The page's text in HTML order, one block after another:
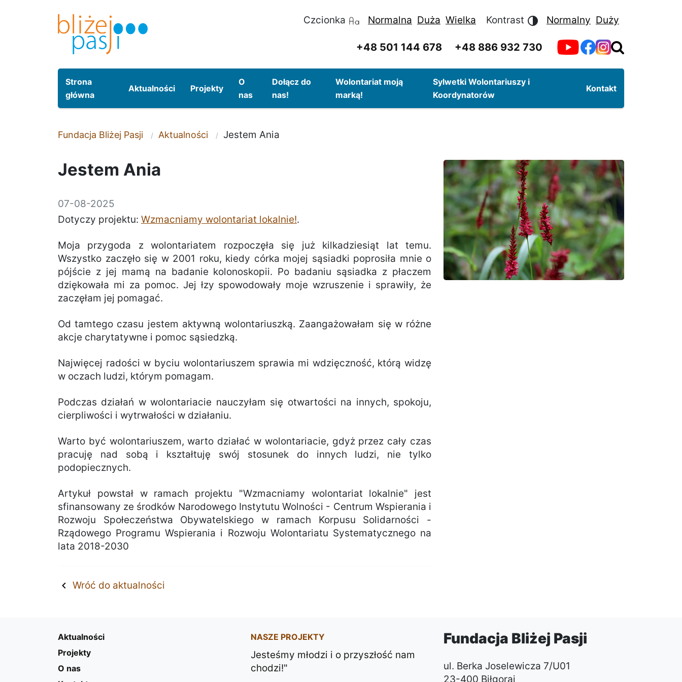
Czcionka Normalna Duża Wielka Kontrast Normalny Duży
+48 501 144 678 +48 886 932 730
Strona
główna
Aktualności Projekty
O
nas
Dołącz do
nas!
Wolontariat moją
marką!
Sylwetki Wolontariuszy i
Koordynatorów
Kontakt
Fundacja Bliżej Pasji Aktualności Jestem Ania
Jestem Ania
07-08-2025
Dotyczy projektu: Wzmacniamy wolontariat lokalnie!.
Moja przygoda z wolontariatem rozpoczęła się już kilkadziesiąt lat temu.
Wszystko zaczęło się w 2001 roku, kiedy córka mojej sąsiadki poprosiła mnie o
pójście z jej mamą na badanie kolonoskopii. Po badaniu sąsiadka z płaczem
dziękowała mi za pomoc. Jej łzy spowodowały moje wzruszenie i sprawiły, że
zaczęłam jej pomagać.
Od tamtego czasu jestem aktywną wolontariuszką. Zaangażowałam się w różne
akcje charytatywne i pomoc sąsiedzką.
Najwięcej radości w byciu wolontariuszem sprawia mi wdzięczność, którą widzę
w oczach ludzi, którym pomagam.
Podczas działań w wolontariacie nauczyłam się otwartości na innych, spokoju,
cierpliwości i wytrwałości w działaniu.
Warto być wolontariuszem, warto działać w wolontariacie, gdyż przez cały czas
pracuję nad sobą i kształtuję swój stosunek do innych ludzi, nie tylko
podopiecznych.
Artykuł powstał w ramach projektu "Wzmacniamy wolontariat lokalnie" jest
sfinansowany ze środków Narodowego Instytutu Wolności - Centrum Wspierania i
Rozwoju Społeczeństwa Obywatelskiego w ramach Korpusu Solidarności -
Rządowego Programu Wspierania i Rozwoju Wolontariatu Systematycznego na
lata 2018-2030
Wróć do aktualności
Aktualności
Projekty
O nas
NASZE PROJEKTY
Jesteśmy młodzi i o przyszłość nam
chodzi!"
Fundacja Bliżej Pasji
ul. Berka Joselewicza 7/U01
23-400 Biłgoraj